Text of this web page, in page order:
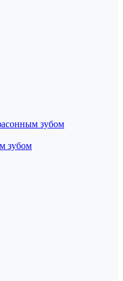
зубом
зубом